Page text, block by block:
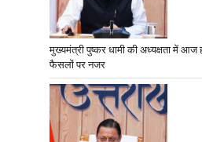
मुख्यमंत्री पुष्कर धामी की अध्यक्षता में आज
फैसलों पर नजर